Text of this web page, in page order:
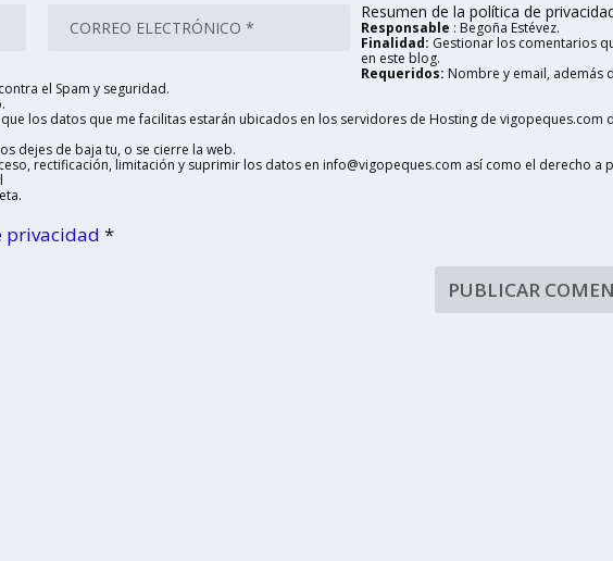
Resumen de la política de
Responsable : Begoña Estévez.
Finalidad: Gestionar los comentarios
en este blog.
Requeridos: Nombre y email, además
el Spam y seguridad.
los datos que me facilitas estarán ubicados en los servidores de Hosting de vigopeques.com
dejes de baja tu, o se cierre la web.
rectificación, limitación y suprimir los datos en info@vigopeques.com así como el derecho a
privacidad*